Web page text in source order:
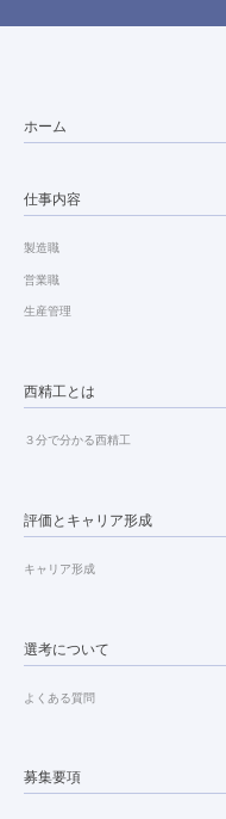
ホーム
仕事内容
製造職
営業職
生産管理
西精工とは
３分で分かる西精工
評価とキャリア形成
キャリア形成
選考について
よくある質問
募集要項